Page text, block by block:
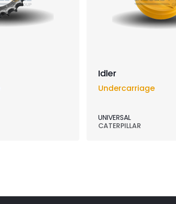
Idler
Undercarriage
UNIVERSAL
CATERPILLAR